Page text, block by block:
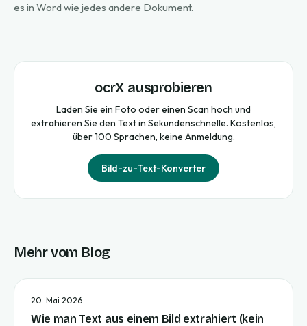
es in Word wie jedes andere Dokument.
ocrX ausprobieren
Laden Sie ein Foto oder einen Scan hoch und
extrahieren Sie den Text in Sekundenschnelle. Kostenlos,
über 100 Sprachen, keine Anmeldung.
Bild-zu-Text-Konverter
Mehr vom Blog
20. Mai 2026
Wie man Text aus einem Bild extrahiert (kein